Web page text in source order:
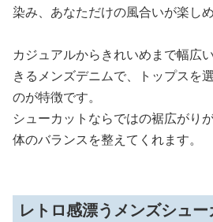
染み、あなただけの風合いが楽し
カジュアルからきれいめまで幅広
きるメンズデニムで、トップスを
のが特徴です。
シューカットならではの裾広がり
体のバランスを整えてくれます。
レトロ感漂うメンズシュ